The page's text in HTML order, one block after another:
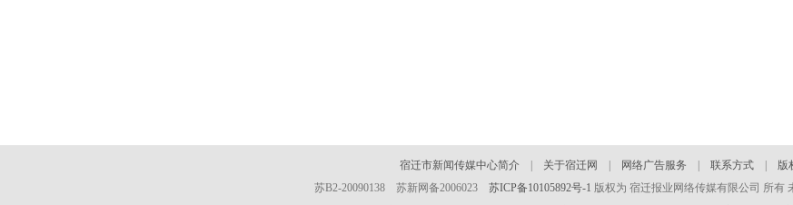
宿迁市新闻传媒中心简介 关于宿迁网 网络广告服务 联系方式
版
苏B2-20090138 苏新网备2006023 苏ICP备10105892号-1 版权为 宿迁报业网络传媒有限公司 所有